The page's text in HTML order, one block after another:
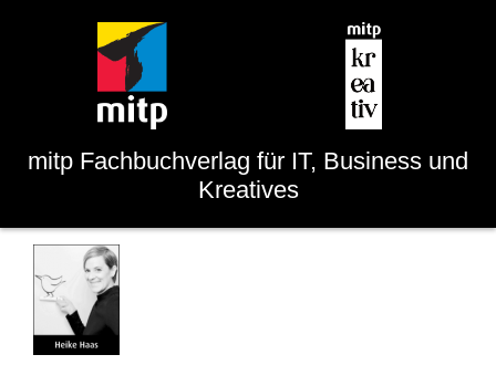
mitp Fachbuchverlag für IT, Business und
Kreatives